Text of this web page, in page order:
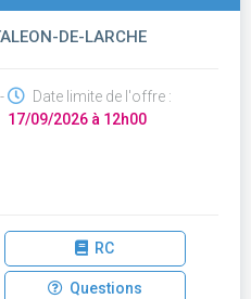
DE-LARCHE
Date limite de l'offre :
17/09/2026 à 12h00
RC
Questions